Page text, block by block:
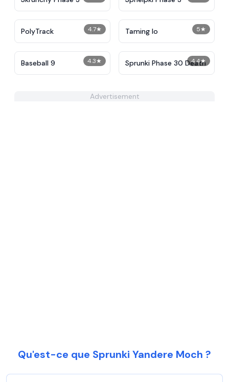
4.7★
PolyTrack 5★
Taming Io
4.3★
Baseball 9 4.4★
Sprunki Phase 30 Death
Advertisement
Qu'est-ce que Sprunki Yandere Moch ?